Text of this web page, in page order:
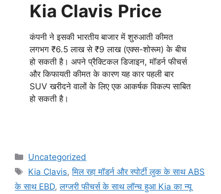
Kia Clavis Price
कंपनी ने इसकी भारतीय बाजार में शुरुआती कीमत
लगभग ₹6.5 लाख से ₹9 लाख (एक्स-शोरूम) के बीच
हो सकती है। अपने प्रैक्टिकल डिजाइन, मॉडर्न फीचर्स
और किफायती कीमत के कारण यह कार पहली बार
SUV खरीदने वालों के लिए एक आकर्षक विकल्प साबित
हो सकती है।
Categories
Uncategorized
Tags
Kia Clavis,मिल रहा मॉडर्न और स्पोर्टी लुक के साथ ABS
के साथ EBD,लग्जरी फीचर्स के साथ लॉन्च हुआ Kia का न्यू